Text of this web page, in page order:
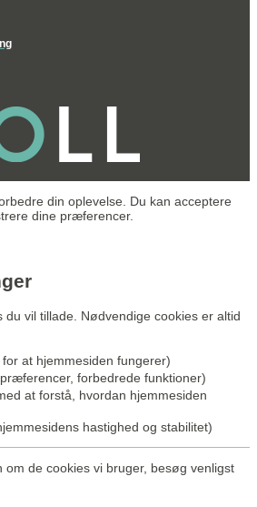
din oplevelse. Du kan acceptere
dine præferencer.
vil tillade. Nødvendige cookies er altid
at hjemmesiden fungerer)
forbedrede funktioner)
at forstå, hvordan hjemmesiden
hastighed og stabilitet)
om de cookies vi bruger, besøg venligst